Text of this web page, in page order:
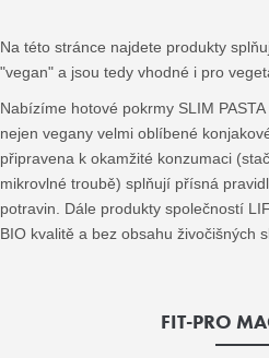
Na této stránce najdete produkty
"vegan" a jsou tedy vhodné i pro
Nabízíme hotové pokrmy SLIM
nejen vegany velmi oblíbené
připravena k okamžité konzumaci
mikrovlné troubě) splňují přísná
potravin. Dále produkty společností
BIO kvalitě a bez obsahu živočišných
FIT-PRO